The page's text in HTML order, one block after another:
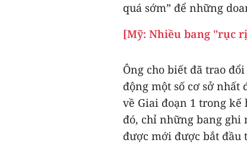
quá sớm” để những
[Mỹ: Nhiều bang "rục
Ông cho biết đã trao
động một số cơ sở
về Giai đoạn 1 trong
đó, chỉ những bang ghi
được mới được bắt đầu